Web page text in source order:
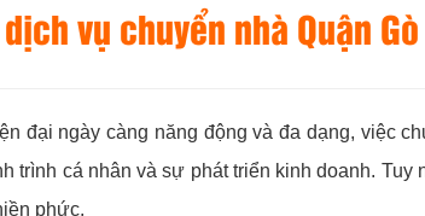
vụ chuyển nhà Quận
đại ngày càng năng động và đa dạng, việc
trình cá nhân và sự phát triển kinh doanh.
phức.